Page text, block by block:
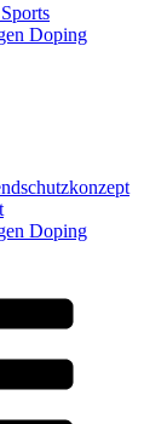
Doping
Doping